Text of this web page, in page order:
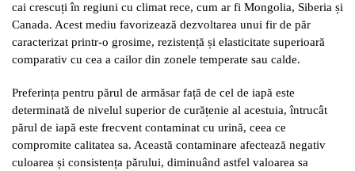
cai crescuți în regiuni cu climat rece, cum ar fi Mongolia, Siberia și
Canada. Acest mediu favorizează dezvoltarea unui fir de păr
caracterizat printr-o grosime, rezistență și elasticitate superioară
comparativ cu cea a cailor din zonele temperate sau calde.
Preferința pentru părul de armăsar față de cel de iapă este
determinată de nivelul superior de curățenie al acestuia, întrucât
părul de iapă este frecvent contaminat cu urină, ceea ce
compromite calitatea sa. Această contaminare afectează negativ
culoarea și consistența părului, diminuând astfel valoarea sa